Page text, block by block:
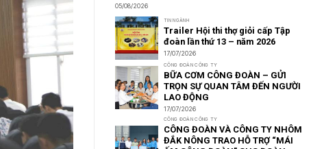
05/08/2026
TIN NGÀNH
Trailer Hội thi thợ giỏi cấp Tập
đoàn lần thứ 13 – năm 2026
17/07/2026
CÔNG ĐOÀN CÔNG TY
BỮA CƠM CÔNG ĐOÀN – GỬI
TRỌN SỰ QUAN TÂM ĐẾN NGƯỜI
LAO ĐỘNG
17/07/2026
CÔNG ĐOÀN CÔNG TY
CÔNG ĐOÀN VÀ CÔNG TY NHÔM
ĐẮK NÔNG TRAO HỖ TRỢ “MÁI